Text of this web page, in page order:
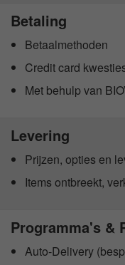
Betaling
Betaalmethoden
Credit card
Met behulp van
Levering
Prijzen, opties en
Items ontbreekt,
Programma's &
Auto-Delivery